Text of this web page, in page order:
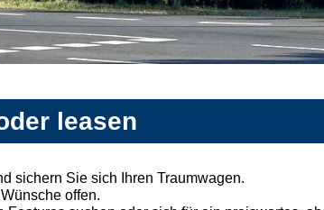
leasen
sichern Sie sich Ihren Traumwagen.
offen.